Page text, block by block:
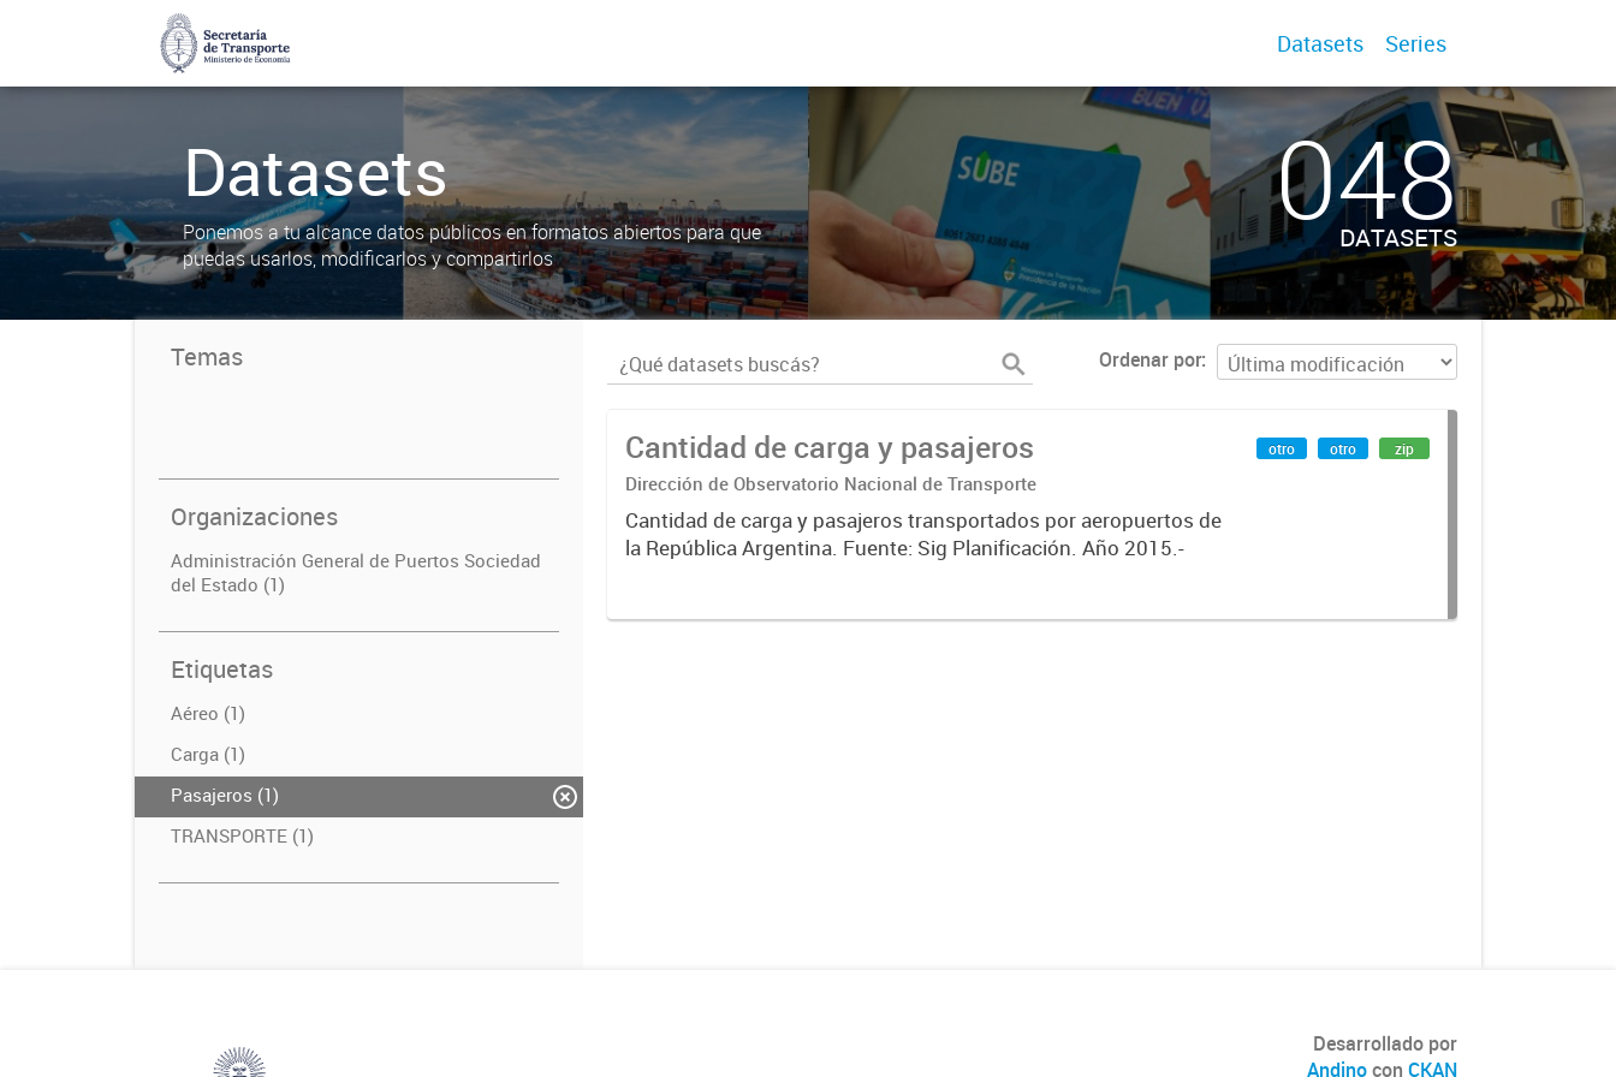
Datasets Series
Datasets
Ponemos a tu alcance datos públicos en formatos abiertos para que
puedas usarlos, modificarlos y compartirlos
048
DATASETS
Temas
Organizaciones
Administración General de Puertos Sociedad
del Estado (1)
Etiquetas
Aéreo (1)
Carga (1)
Pasajeros (1)
TRANSPORTE (1)
Ordenar por
Cantidad de carga y pasajeros
Dirección de Observatorio Nacional de Transporte
Cantidad de carga y pasajeros transportados por aeropuertos de
la República Argentina. Fuente: Sig Planificación. Año 2015.-
otro otro zip
Desarrollado por
Andinocon CKAN